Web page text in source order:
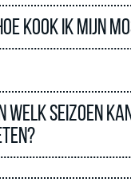
kook ik mijn
welk seizoen